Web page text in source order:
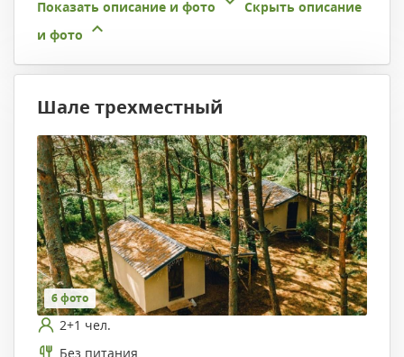
Показать описание и фото
Скрыть описание
и фото
Шале трехместный
6 фото
2+1 чел.
Без питания